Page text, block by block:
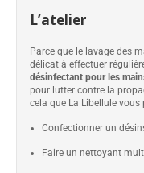
L’atelier
Parce que le lavage des
délicat à effectuer
désinfectant pour les
pour lutter contre la
cela que La Libellule vous
Confectionner un
Faire un nettoyant